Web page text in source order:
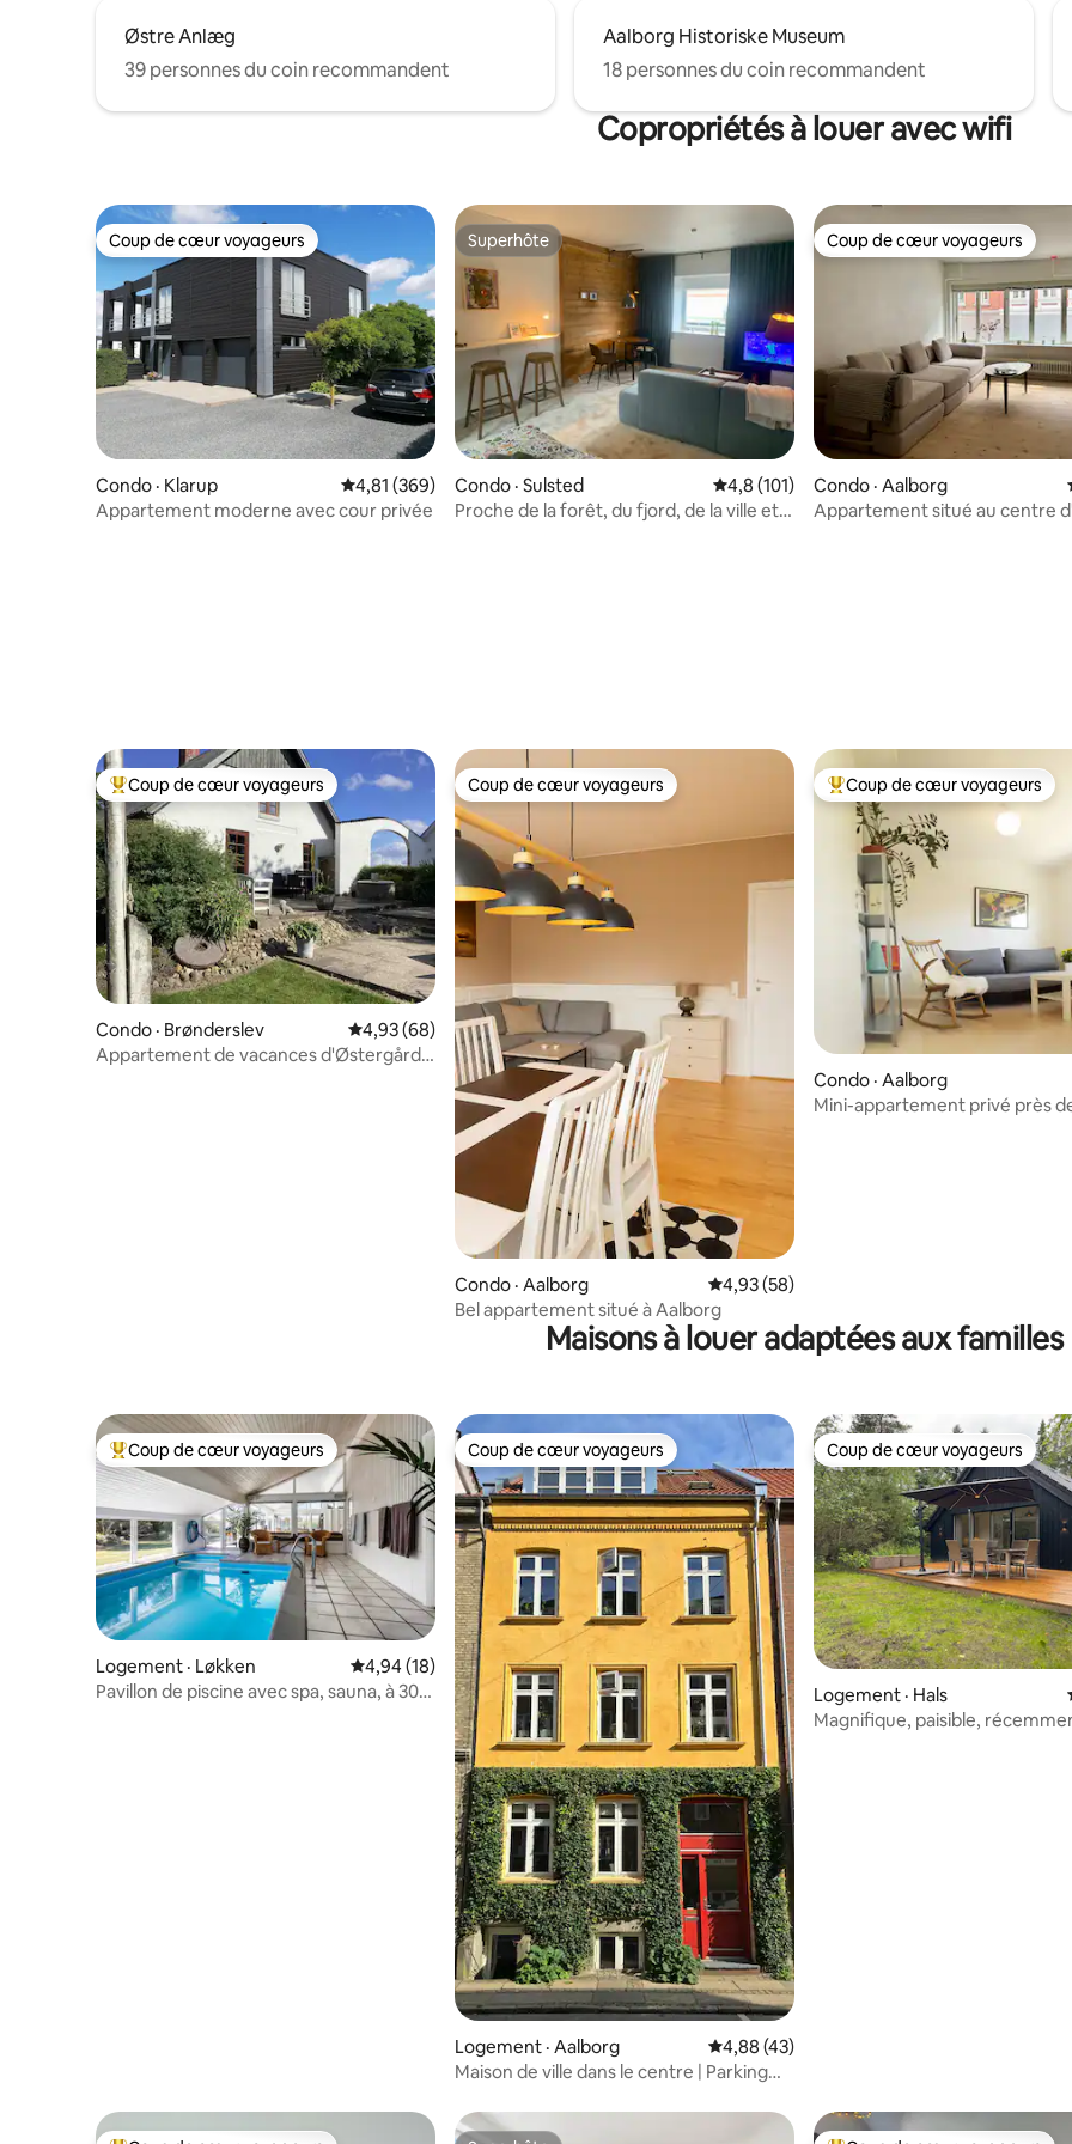
Østre Anlæg
39 personnes du coin recommandent
Aalborg Historiske Museum
18 personnes du coin recommandent
Copropriétés à louer avec wifi
Coup de cœur voyageurs
Coup de cœur voyageurs
Condo · Klarup Note moyenne de 4,81 sur 5, 369 commentaires
4,81 (369)
Appartement moderne avec cour privée
Superhôte
Superhôte
Condo · Sulsted Note moyenne de 4,8 sur 5, 101
4,8 (101)
Proche de la forêt, du fjord, de la ville et
Coup de cœur voyageurs
Coup de cœur voyageurs
Condo · Aalborg
Appartement situé au centre
Coup de cœur voyageurs parmi les plus aimés
Coup de cœur voyageurs
Condo · Brønderslev Note moyenne de 4,93 sur 5, 68 commentaires
4,93 (68)
Appartement de vacances d'Østergård à
Coup de cœur voyageurs
Coup de cœur voyageurs
Condo · Aalborg Note moyenne de 4,93 sur 5, 58
4,93 (58)
Bel appartement situé à Aalborg
Coup de cœur voyageurs
Coup de cœur voyageurs
Condo · Aalborg
Mini-appartement privé près
Maisons à louer adaptées aux familles
Coup de cœur voyageurs parmi les plus aimés
Coup de cœur voyageurs
Logement · Løkken Note moyenne de 4,94 sur 5, 18 commentaires
4,94 (18)
Pavillon de piscine avec spa, sauna, à 300
Coup de cœur voyageurs
Coup de cœur voyageurs
Logement · Aalborg Note moyenne de 4,88 sur 5, 43
4,88 (43)
Maison de ville dans le centre | Parking
Coup de cœur voyageurs
Coup de cœur voyageurs
Logement · Hals
Magnifique, paisible,